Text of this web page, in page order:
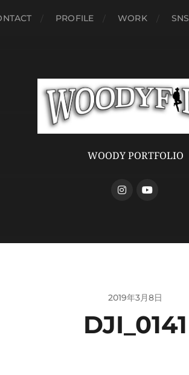
PROFILE WORK SNS
WOODY PORTFOLIO
2019年3月8日
DJI_0141